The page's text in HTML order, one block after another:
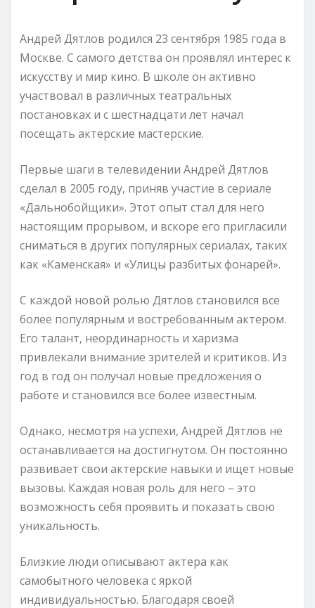
Андрей Дятлов родился 23 сентября 1985 года в
Москве. С самого детства он проявлял интерес к
искусству и мир кино. В школе он активно
участвовал в различных театральных
постановках и с шестнадцати лет начал
посещать актерские мастерские.
Первые шаги в телевидении Андрей Дятлов
сделал в 2005 году, приняв участие в сериале
«Дальнобойщики». Этот опыт стал для него
настоящим прорывом, и вскоре его пригласили
сниматься в других популярных сериалах, таких
как «Каменская» и «Улицы разбитых фонарей».
С каждой новой ролью Дятлов становился все
более популярным и востребованным актером.
Его талант, неординарность и харизма
привлекали внимание зрителей и критиков. Из
год в год он получал новые предложения о
работе и становился все более известным.
Однако, несмотря на успехи, Андрей Дятлов не
останавливается на достигнутом. Он постоянно
развивает свои актерские навыки и ищет новые
вызовы. Каждая новая роль для него – это
возможность себя проявить и показать свою
уникальность.
Близкие люди описывают актера как
самобытного человека с яркой
индивидуальностью. Благодаря своей